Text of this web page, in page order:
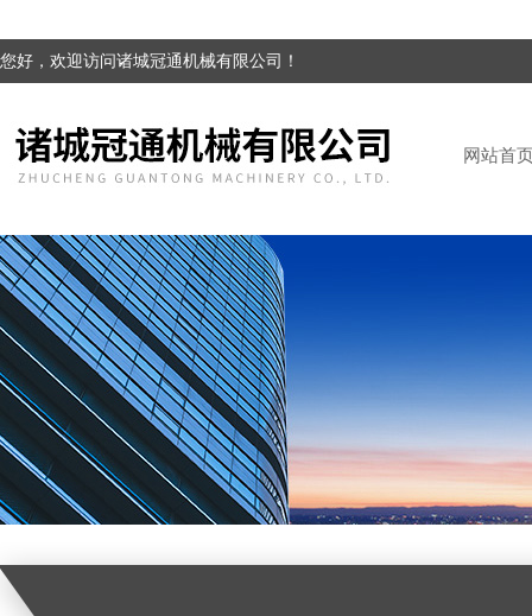
您好，欢迎访问诸城冠通机械有限公司！
网站首